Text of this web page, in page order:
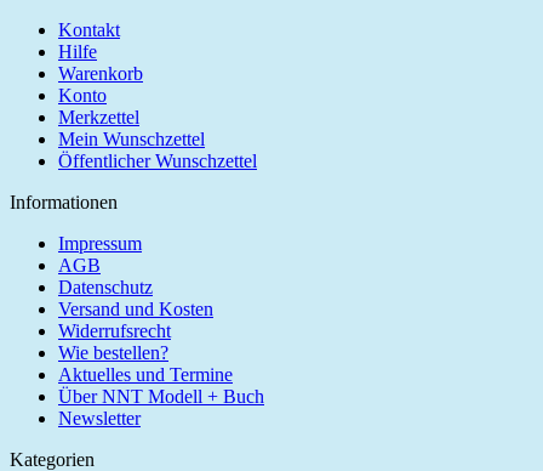
Kontakt
Hilfe
Warenkorb
Konto
Merkzettel
Mein Wunschzettel
Öffentlicher Wunschzettel
Informationen
Impressum
AGB
Datenschutz
Versand und Kosten
Widerrufsrecht
Wie bestellen?
Aktuelles und Termine
Über NNT Modell + Buch
Newsletter
Kategorien